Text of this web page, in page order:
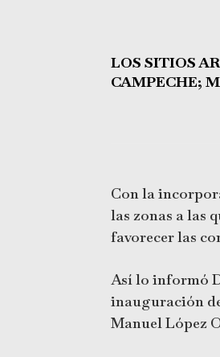
LOS SITIOS
CAMPECHE;
Con la
las zonas a las
favorecer las
Así lo informó
inauguración
Manuel López